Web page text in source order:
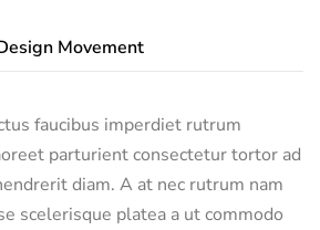
Movement
faucibus imperdiet rutrum
parturient consectetur tortor ad
diam. A at nec rutrum nam
scelerisque platea a ut commodo